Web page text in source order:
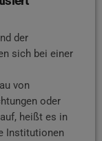
der
sich bei einer
von
oder
heißt es in
Institutionen